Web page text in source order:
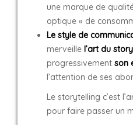
une marque de
optique « de
Le style de
merveille l’art du
progressivement son
l’attention de ses
Le storytelling c’est
pour faire passer un